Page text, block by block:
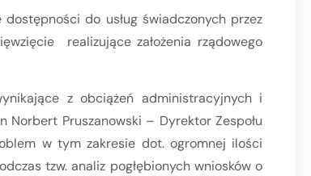
do usług świadczonych przez
realizujące założenia rządowego
z obciążeń administracyjnych i
Norbert Pruszanowski – Dyrektor Zespołu
w tym zakresie dot. ogromnej ilości
tzw. analiz pogłębionych wniosków o